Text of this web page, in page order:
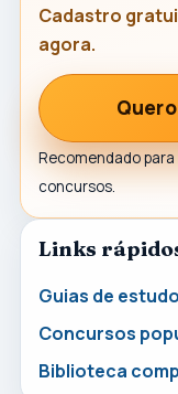
Cadastro
agora.
Recomendado
concursos.
Links
Guias de estudo
Concursos
Biblioteca